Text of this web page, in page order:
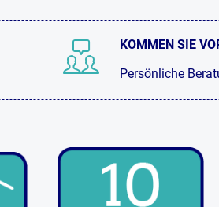
KOMMEN SIE
Persönliche